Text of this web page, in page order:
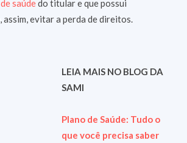
saúdedo titular e que possui
assim, evitar a perda de direitos.
LEIA MAIS NO BLOG DA
SAMI
Plano de Saúde: Tudo o
que você precisa saber